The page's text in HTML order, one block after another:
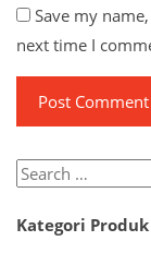
Save my
next time I
Search
Kategori Produk